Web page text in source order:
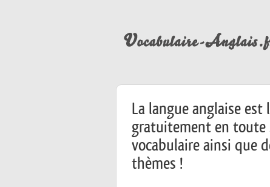
La langue anglaise
gratuitement en toute
vocabulaire ainsi que
thèmes !